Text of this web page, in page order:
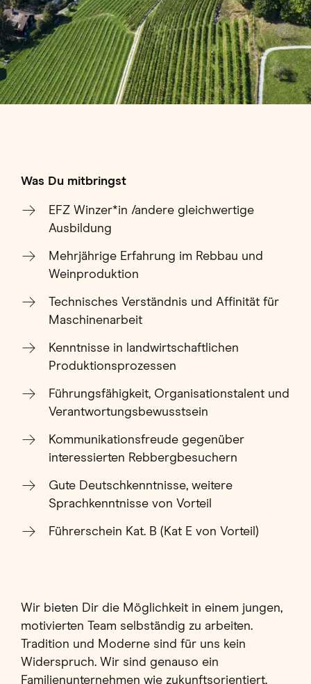
Was Du mitbringst
EFZ Winzer*in /andere gleichwertige
Ausbildung
Mehrjährige Erfahrung im Rebbau und
Weinproduktion
Technisches Verständnis und Affinität für
Maschinenarbeit
Kenntnisse in landwirtschaftlichen
Produktionsprozessen
Führungsfähigkeit, Organisationstalent und
Verantwortungsbewusstsein
Kommunikationsfreude gegenüber
interessierten Rebbergbesuchern
Gute Deutschkenntnisse, weitere
Sprachkenntnisse von Vorteil
Führerschein Kat. B (Kat E von Vorteil)
Wir bieten Dir die Möglichkeit in einem jungen,
motivierten Team selbständig zu arbeiten.
Tradition und Moderne sind für uns kein
Widerspruch. Wir sind genauso ein
Familienunternehmen wie zukunftsorientiert.